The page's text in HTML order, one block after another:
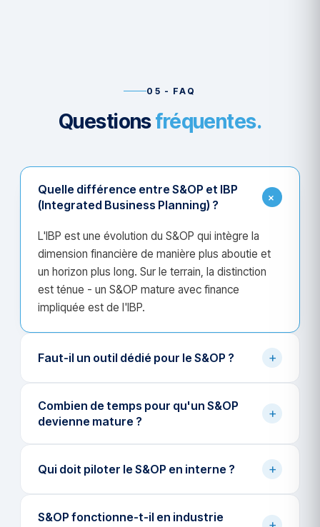
05 - FAQ
Questionsfréquentes.
Quelle différence entre S&OP et IBP
(Integrated Business Planning) ?
+
L'IBP est une évolution du S&OP qui intègre la
dimension financière de manière plus aboutie et
un horizon plus long. Sur le terrain, la distinction
est ténue - un S&OP mature avec finance
impliquée est de l'IBP.
Faut-il un outil dédié pour le S&OP ? +
Combien de temps pour qu'un S&OP
devienne mature ?
+
Qui doit piloter le S&OP en interne ? +
S&OP fonctionne-t-il en industrie